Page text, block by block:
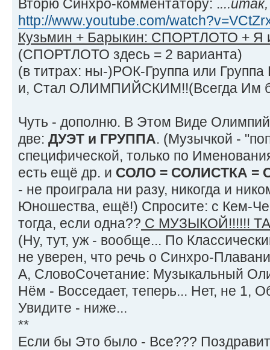
Вторю Синхро-комментатору: .
http://www.youtube.com/
Кузьмин + Барыкин: СПОРТЛОТО + Я
(СПОРТЛОТО здесь = 2 варианта)
(в титрах: ны-)РОК-Группа или
и, Стал ОЛИМПИЙСКИМ!!(Всегда Им
Чуть - дополню. В Этом Виде
две: ДУЭТ и ГРУППА. (Музычкой -
специфической, только по
есть ещё др. и СОЛО = СОЛИСТКА =
- не проиграла ни разу, никогда и
Юношества, ещё!) Спросите: с Кем-
тогда, если одна?? С МУЗЫКОЙ!!!!!!
(Ну, тут, уж - вообще... По
не уверен, что речь о Синхро-
А, СловоСочетание: Музыкальный
Нём - Восседает, теперь... Нет, не 1,
Увидите - ниже...
**
Если бы Это было - Все???